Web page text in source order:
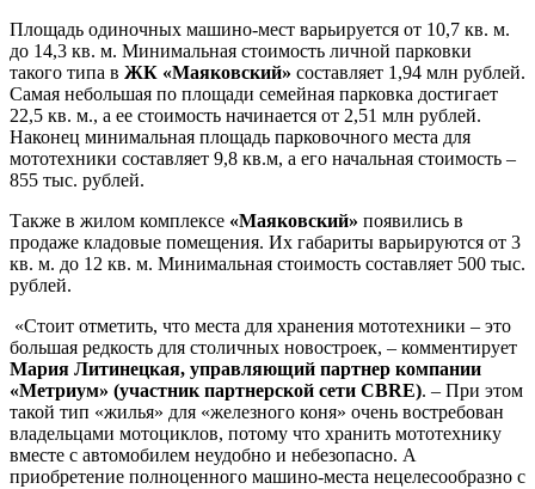
Площадь одиночных машино-мест варьируется от 10,7 кв. м.
до 14,3 кв. м. Минимальная стоимость личной парковки
такого типа в ЖК «Маяковский» составляет 1,94 млн рублей.
Самая небольшая по площади семейная парковка достигает
22,5 кв. м., а ее стоимость начинается от 2,51 млн рублей.
Наконец минимальная площадь парковочного места для
мототехники составляет 9,8 кв.м, а его начальная стоимость –
855 тыс. рублей.
Также в жилом комплексе «Маяковский» появились в
продаже кладовые помещения. Их габариты варьируются от 3
кв. м. до 12 кв. м. Минимальная стоимость составляет 500 тыс.
рублей.
«Стоит отметить, что места для хранения мототехники – это
большая редкость для столичных новостроек, – комментирует
Мария Литинецкая, управляющий партнер компании
«Метриум» (участник партнерской сети CBRE). – При этом
такой тип «жилья» для «железного коня» очень востребован
владельцами мотоциклов, потому что хранить мототехнику
вместе с автомобилем неудобно и небезопасно. А
приобретение полноценного машино-места нецелесообразно с